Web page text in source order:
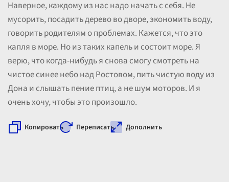
Наверное, каждому из нас надо начать с себя. Не
мусорить, посадить дерево во дворе, экономить воду,
говорить родителям о проблемах. Кажется, что это
капля в море. Но из таких капель и состоит море. Я
верю, что когда-нибудь я снова смогу смотреть на
чистое синее небо над Ростовом, пить чистую воду из
Дона и слышать пение птиц, а не шум моторов. И я
очень хочу, чтобы это произошло.
Копировать Переписать Дополнить